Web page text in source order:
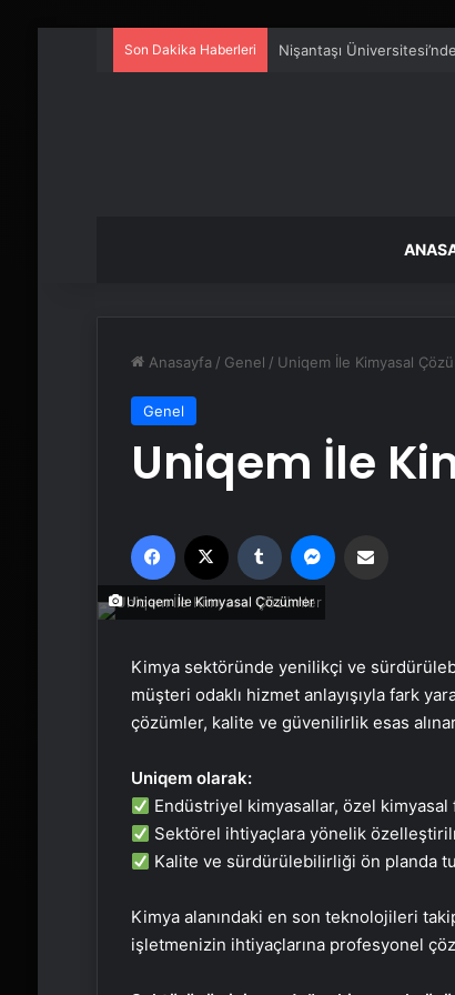
Son Dakika Haberleri Artı Kazan, Endüstriyel
Anasayfa / Genel / Uniqem İle Kimyasal
Genel
Uniqem İle
Facebook Tumblr
Uniqem İle Kimyasal Çözümler
Kimya sektöründe yenilikçi ve
müşteri odaklı hizmet anlayışıyla fark
çözümler, kalite ve güvenilirlik esas
Uniqem olarak:
Endüstriyel kimyasallar, özel
Sektörel ihtiyaçlara yönelik
Kalite ve sürdürülebilirliği ön planda
Kimya alanındaki en son teknolojileri
işletmenizin ihtiyaçlarına profesyonel